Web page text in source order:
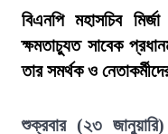
বিএনপি মহাসচিব
ক্ষমতাচ্যুত সাবেক
তার সমর্থক ও
শুক্রবার (২৩